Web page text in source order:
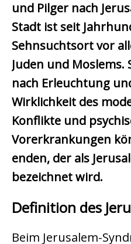
und Pilger nach
Stadt ist seit
Sehnsuchtsort vor
Juden und Moslems.
nach Erleuchtung
Wirklichkeit des
Konflikte und
Vorerkrankungen
enden, der als
bezeichnet wird.
Definition des
Beim Jerusalem-